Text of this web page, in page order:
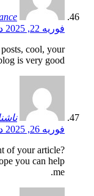
فوریه 22, 2025 در 5:45 ب.ظ
cool, your
is very good.
فوریه 26, 2025 در 4:45 ب.ظ
of your article?
you can help
me.